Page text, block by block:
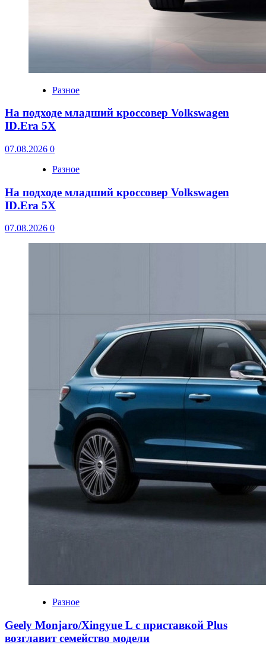
Разное
На подходе младший кроссовер Volkswagen
ID.Era 5X
07.08.2026 0
Разное
На подходе младший кроссовер Volkswagen
ID.Era 5X
07.08.2026 0
Разное
Geely Monjaro/Xingyue L с приставкой Plus
возглавит семейство модели